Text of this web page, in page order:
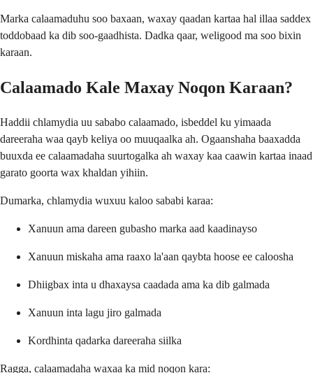
Marka calaamaduhu soo baxaan, waxay qaadan kartaa hal illaa saddex
toddobaad ka dib soo-gaadhista. Dadka qaar, weligood ma soo bixin
karaan.
Calaamado Kale Maxay Noqon Karaan?
Haddii chlamydia uu sababo calaamado, isbeddel ku yimaada
dareeraha waa qayb keliya oo muuqaalka ah. Ogaanshaha baaxadda
buuxda ee calaamadaha suurtogalka ah waxay kaa caawin kartaa inaad
garato goorta wax khaldan yihiin.
Dumarka, chlamydia wuxuu kaloo sababi karaa:
Xanuun ama dareen gubasho marka aad kaadinayso
Xanuun miskaha ama raaxo la'aan qaybta hoose ee caloosha
Dhiigbax inta u dhaxaysa caadada ama ka dib galmada
Xanuun inta lagu jiro galmada
Kordhinta qadarka dareeraha siilka
Ragga, calaamadaha waxaa ka mid noqon kara: